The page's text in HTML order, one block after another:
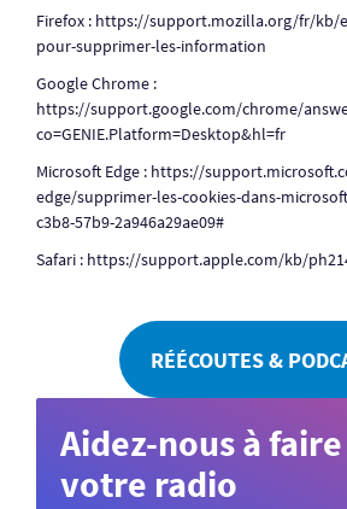
Firefox : https://support.mozilla.org/fr/kb/
pour-supprimer-les-information
Google Chrome :
https://support.google.com/chrome/
co=GENIE.Platform=Desktop&hl=fr
Microsoft Edge : https://
edge/supprimer-les-cookies-dans-
c3b8-57b9-2a946a29ae09#
Safari : https://support.apple.com/kb/
RÉÉCOUTES &
Aidez-nous à
votre radio